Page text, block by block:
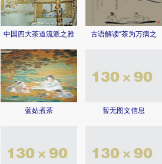
中国四大茶道流派之雅 古语解读“茶为万病之
蓝姑煮茶 暂无图文信息